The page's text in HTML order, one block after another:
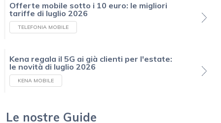
Offerte mobile sotto i 10 euro: le migliori
tariffe di luglio 2026
TELEFONIA MOBILE
Kena regala il 5G ai già clienti per l'estate:
le novità di luglio 2026
KENA MOBILE
Le nostre Guide